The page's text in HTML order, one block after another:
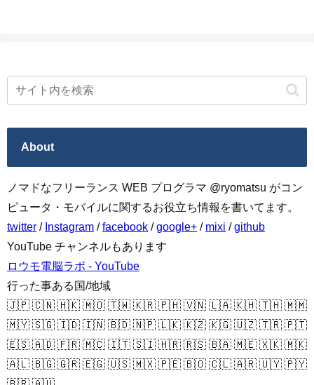
About
ノマドなフリーランス WEB プログラマ @ryomatsu がコン
ピュータ・モバイルに関するお役立ち情報を書いてます。
twitter / Instagram /facebook /google+ / mixi /github
YouTube チャンネルもあります
ロウモ電脳ラボ - YouTube
行った事ある国/地域
🇯🇵 🇨🇳 🇭🇰 🇲🇴 🇹🇼 🇰🇷 🇵🇭 🇻🇳 🇱🇦 🇰🇭 🇹🇭 🇲🇲
🇲🇾 🇸🇬 🇮🇩 🇮🇳 🇧🇩 🇳🇵 🇱🇰 🇰🇿 🇰🇬 🇺🇿 🇹🇷 🇵🇹
🇪🇸 🇦🇩 🇫🇷 🇲🇨 🇮🇹 🇸🇮 🇭🇷 🇷🇸 🇧🇦 🇲🇪 🇽🇰 🇲🇰
🇦🇱 🇧🇬 🇬🇷 🇪🇬 🇺🇸 🇲🇽 🇵🇪 🇧🇴 🇨🇱 🇦🇷 🇺🇾 🇵🇾